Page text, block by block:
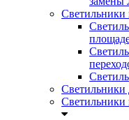
Светильники
Светильники
Светильники